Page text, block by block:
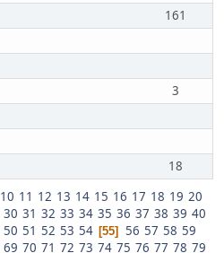
161
3
18
10 11 12 13 14 15 16 17 18 19 20
30 31 32 33 34 35 36 37 38 39 40
50 51 52 53 54 55 56 57 58 59
69 70 71 72 73 74 75 76 77 78 79